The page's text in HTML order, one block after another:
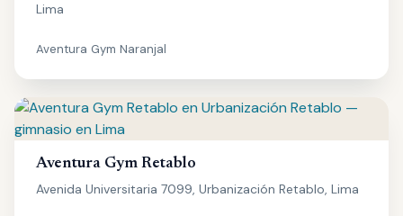
Lima
Aventura Gym Naranjal
Aventura Gym Retablo
Avenida Universitaria 7099, Urbanización Retablo, Lima